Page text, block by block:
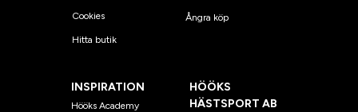
Cookies
Hitta butik
Ångra köp
INSPIRATION
Hööks Academy
HÖÖKS
HÄSTSPORT AB